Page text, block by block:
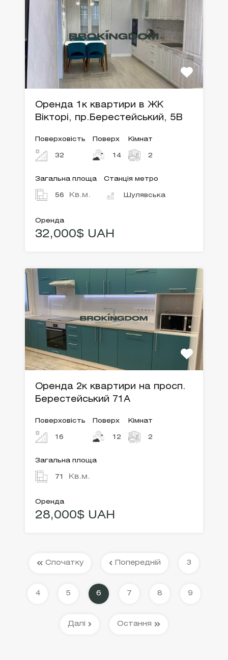
Оренда 1к квартири в ЖК
Вікторі, пр.Берестейський, 5В
Поверховість
32
Поверх
14
Кімнат
2
Загальна площа
56 Кв.м.
Станція метро
Шулявська
Оренда
32,000$ UAH
Оренда 2к квартири на просп.
Берестейський 71А
Поверховість
16
Поверх
12
Кімнат
2
Загальна площа
71 Кв.м.
Оренда
28,000$ UAH
Спочатку Попередній 3
4 5 6 7 8 9
Далі Остання